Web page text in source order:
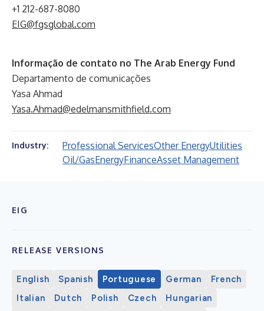
+1 212-687-8080
EIG@fgsglobal.com
Informação de contato no The Arab Energy Fund
Departamento de comunicações
Yasa Ahmad
Yasa.Ahmad@edelmansmithfield.com
Industry: Professional ServicesOther EnergyUtilities
Oil/GasEnergyFinanceAsset Management
EIG
RELEASE VERSIONS
English Spanish Portuguese German
French
Italian
Dutch Polish Czech
Hungarian